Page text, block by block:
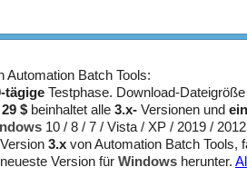
Automation Batch Tools:
tägige Testphase. Download-Dateigröße
29 $ beinhaltet alle 3.x- Versionen und
10 / 8 / 7 / Vista / XP / 2019 /
Version 3.x von Automation Batch Tools,
Version für Windows herunter.